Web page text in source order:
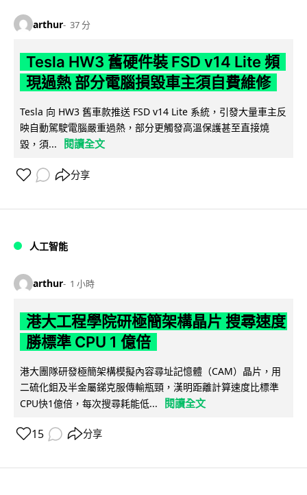
arthur 37 分
Tesla HW3 舊硬件裝 FSD v14 Lite 頻
現過熱 部分電腦損毀車主須自費維修
Tesla 向 HW3 舊車款推送 FSD v14 Lite 系統，引發大量車主反
映自動駕駛電腦嚴重過熱，部分更觸發高溫保護甚至直接燒
毀，須...
閱讀全文
分享
人工智能
arthur 1 小時
港大工程學院研極簡架構晶片 搜尋速度
勝標準 CPU 1 億倍
港大團隊研發極簡架構模擬內容尋址記憶體（CAM）晶片，用
二硫化鉬及半金屬銻克服傳輸瓶頸，漢明距離計算速度比標準
CPU快1億倍，每次搜尋耗能低...
閱讀全文
15 分享